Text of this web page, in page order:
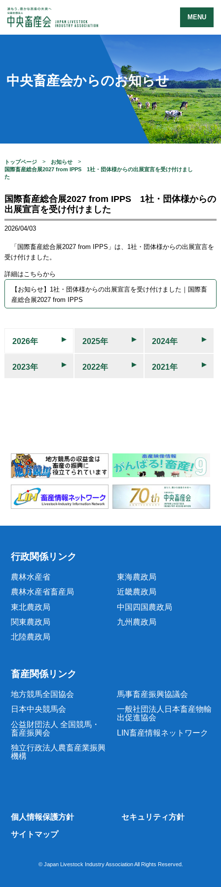
MENU
中央畜産会からのお知らせ
トップページ
お知らせ
国際畜産総合展2027 from IPPS 1社・団体様からの出展宣言を受け付けまし
た
国際畜産総合展2027 from IPPS 1社・団体様からの
出展宣言を受け付けました
2026/04/03
「国際畜産総合展2027 from IPPS」は、1社・団体様からの出展宣言を
受け付けました。
詳細はこちらから
【お知らせ】1社・団体様からの出展宣言を受け付けました｜国際畜
産総合展2027 from IPPS
2026年 2025年 2024年
2023年 2022年 2021年
行政関係リンク
農林水産省
農林水産省畜産局
東北農政局
関東農政局
北陸農政局
東海農政局
近畿農政局
中国四国農政局
九州農政局
畜産関係リンク
地方競馬全国協会
日本中央競馬会
公益財団法人 全国競馬・
畜産振興会
独立行政法人農畜産業振興
機構
馬事畜産振興協議会
一般社団法人日本畜産物輸
出促進協会
LIN畜産情報ネットワーク
個人情報保護方針 セキュリティ方針
サイトマップ
© Japan Livestock Industry Association All Rights Reserved.